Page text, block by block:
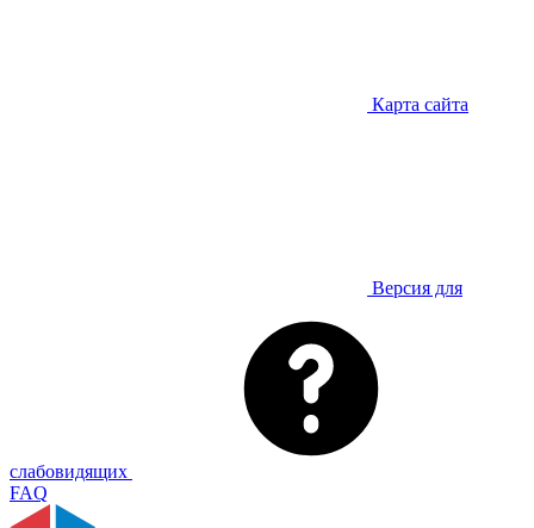
Карта сайта
Версия для
слабовидящих
FAQ